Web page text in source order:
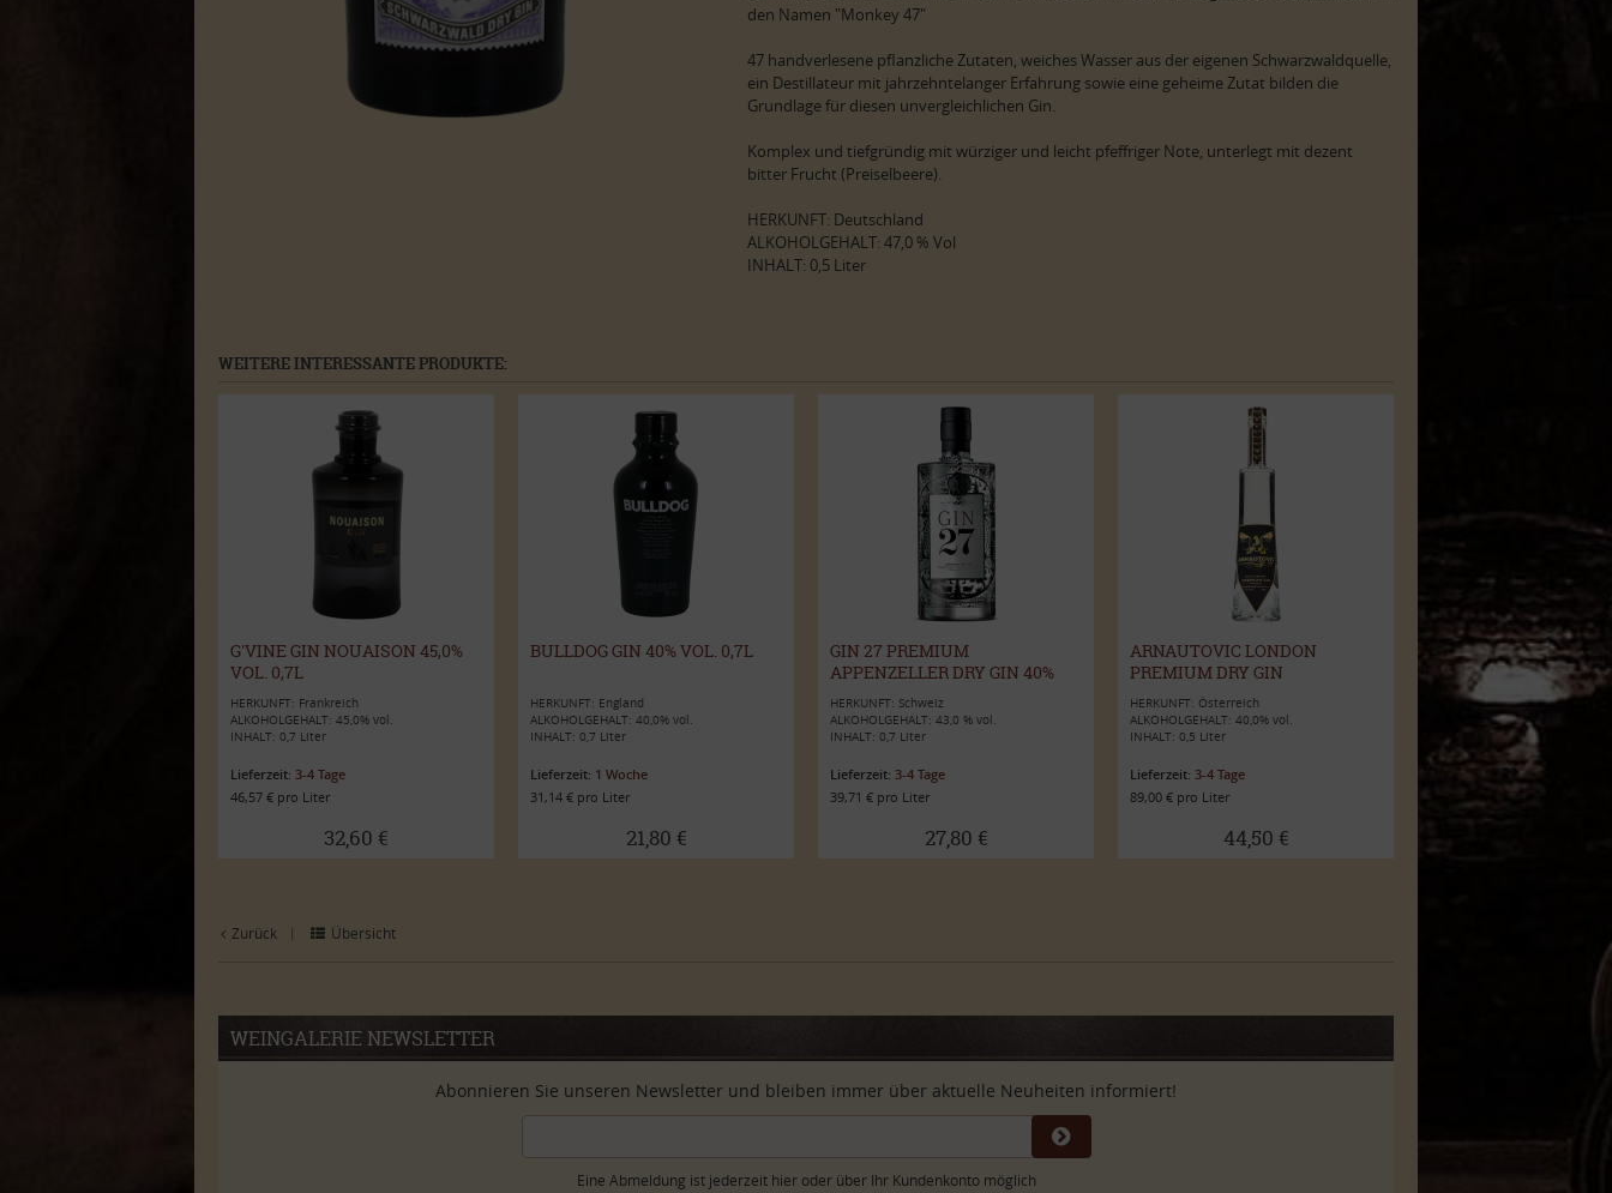
den Namen "Monkey 47"
47 handverlesene pflanzliche Zutaten, weiches Wasser aus der eigenen Schwarzwaldquelle,
ein Destillateur mit jahrzehntelanger Erfahrung sowie eine geheime Zutat bilden die
Grundlage für diesen unvergleichlichen Gin.
Komplex und tiefgründig mit würziger und leicht pfeffriger Note, unterlegt mit dezent
bitter Frucht (Preiselbeere).
HERKUNFT: Deutschland
ALKOHOLGEHALT: 47,0 % Vol
INHALT: 0,5 Liter
WEITERE INTERESSANTE PRODUKTE:
G'VINE GIN NOUAISON 45,0%
VOL. 0,7L
HERKUNFT: Frankreich
ALKOHOLGEHALT: 45,0% vol.
INHALT: 0,7 Liter
Lieferzeit: 3-4 Tage
46,57 € pro Liter
32,60 €
BULLDOG GIN 40% VOL. 0,7L
HERKUNFT: England
ALKOHOLGEHALT: 40,0% vol.
INHALT: 0,7 Liter
Lieferzeit: 1 Woche
31,14 € pro Liter
21,80 €
GIN 27 PREMIUM
APPENZELLER DRY GIN 40%
VOL. 0,7L
HERKUNFT: Schweiz
ALKOHOLGEHALT: 43,0 % vol.
INHALT: 0,7 Liter
Lieferzeit: 3-4 Tage
39,71 € pro Liter
27,80 €
ARNAUTOVIC LONDON
PREMIUM DRY GIN
HERKUNFT: Österreich
ALKOHOLGEHALT: 40,0% vol.
INHALT: 0,5 Liter
Lieferzeit: 3-4 Tage
89,00 € pro Liter
44,50 €
Zurück | Übersicht
WEINGALERIE NEWSLETTER
Abonnieren Sie unseren Newsletter und bleiben immer über aktuelle Neuheiten informiert!
Eine Abmeldung ist jederzeit hier oder über Ihr Kundenkonto möglich